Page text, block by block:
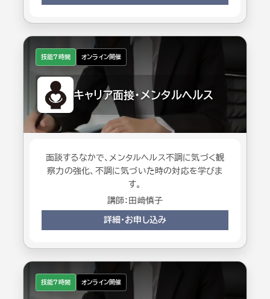
技能7時間 オンライン開催
キャリア面接・メンタルヘルス
面談するなかで、メンタルヘルス不調に気づく観
察力の強化、不調に気づいた時の対応を学びま
す。
講師：田﨑慎子
詳細・お申し込み
技能7時間 オンライン開催